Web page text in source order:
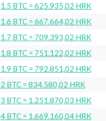
1.5 BTC = 625.935,02 HRK
1.6 BTC = 667.664,02 HRK
1.7 BTC = 709.393,02 HRK
1.8 BTC = 751.122,02 HRK
1.9 BTC = 792.851,02 HRK
2 BTC = 834.580,02 HRK
3 BTC = 1.251.870,03 HRK
4 BTC = 1.669.160,04 HRK